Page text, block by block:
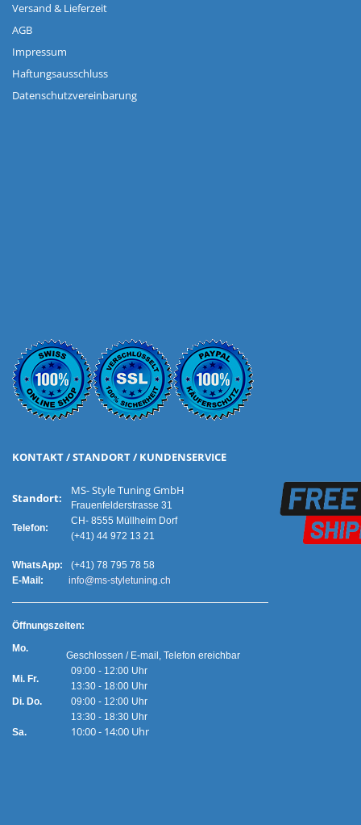
Versand & Lieferzeit
AGB
Impressum
Haftungsausschluss
Datenschutzvereinbarung
KONTAKT / STANDORT / KUNDENSERVICE
Standort:
Telefon:
MS- Style Tuning GmbH
Frauenfelderstrasse 31
CH- 8555 Müllheim Dorf
(+41) 44 972 13 21
WhatsApp:
(+41) 78 795 78 58
E-Mail:
info@ms-styletuning.ch
Öffnungszeiten:
Mo.
Mi. Fr.
Geschlossen / E-mail, Telefon ereichbar
09:00 - 12:00 Uhr
13:30 - 18:00 Uhr
Di. Do.
Sa.
09:00 - 12:00 Uhr
13:30 - 18:30 Uhr
10:00 - 14:00 Uhr